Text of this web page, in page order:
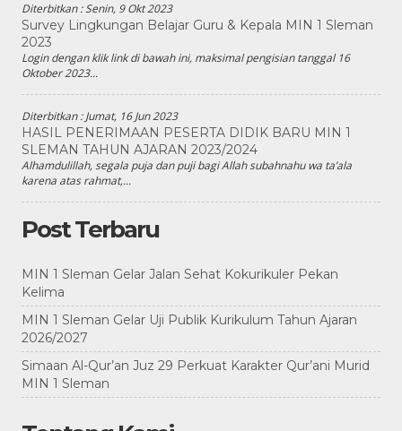
Diterbitkan :Senin, 9 Okt 2023
Survey Lingkungan Belajar Guru & Kepala MIN 1 Sleman
2023
Login dengan klik link di bawah ini, maksimal pengisian tanggal 16
Oktober 2023...
Diterbitkan :Jumat, 16 Jun 2023
HASIL PENERIMAAN PESERTA DIDIK BARU MIN 1
SLEMAN TAHUN AJARAN 2023/2024
Alhamdulillah, segala puja dan puji bagi Allah subahnahu wa ta’ala
karena atas rahmat,...
Post Terbaru
MIN 1 Sleman Gelar Jalan Sehat Kokurikuler Pekan
Kelima
MIN 1 Sleman Gelar Uji Publik Kurikulum Tahun Ajaran
2026/2027
Simaan Al-Qur’an Juz 29 Perkuat Karakter Qur’ani Murid
MIN 1 Sleman